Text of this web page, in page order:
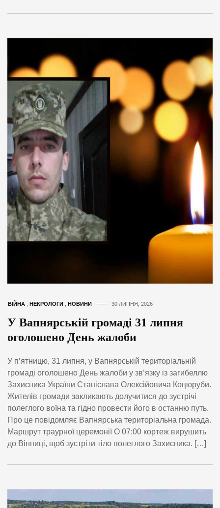
ВІЙНА НЕКРОЛОГИ НОВИНИ 30 ЛИПНЯ, 2026
У Вапнярській громаді 31 липня
оголошено День жалоби
У п’ятницю, 31 липня, у Вапнярській територіальній
громаді оголошено День жалоби у зв’язку із загибеллю
Захисника України Станіслава Олексійовича Коцюруби.
Жителів громади закликають долучитися до зустрічі
полеглого воїна та гідно провести його в останню путь.
Про це повідомляє Вапнярська територіальна громада.
Маршрут траурної церемонії О 07:00 кортеж вирушить
до Вінниці, щоб зустріти тіло полеглого Захисника. […]